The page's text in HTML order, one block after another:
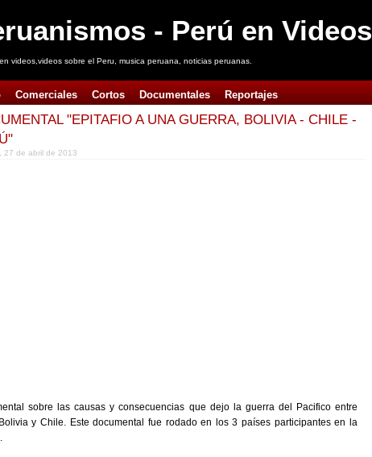
- Perú en Videos
videos,videos sobre el Peru, musica peruana, noticias peruanas.
Comerciales Cortos Documentales Reportajes
"EPITAFIO A UNA GUERRA, BOLIVIA - CHILE -
27 de abril de 2013
sobre las causas y consecuencias que dejo la guerra del Pacifico entre
y Chile. Este documental fue rodado en los 3 países participantes en la